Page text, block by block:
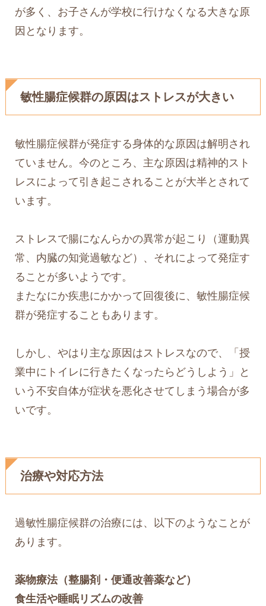
が多く、お子さんが学校に行けなくなる大きな原
因となります。
敏性腸症候群の原因はストレスが大きい
敏性腸症候群が発症する身体的な原因は解明され
ていません。今のところ、主な原因は精神的スト
レスによって引き起こされることが大半とされて
います。
ストレスで腸になんらかの異常が起こり（運動異
常、内臓の知覚過敏など）、それによって発症す
ることが多いようです。
またなにか疾患にかかって回復後に、敏性腸症候
群が発症することもあります。
しかし、やはり主な原因はストレスなので、「授
業中にトイレに行きたくなったらどうしよう」と
いう不安自体が症状を悪化させてしまう場合が多
いです。
治療や対応方法
過敏性腸症候群の治療には、以下のようなことが
あります。
薬物療法（整腸剤・便通改善薬など）
食生活や睡眠リズムの改善